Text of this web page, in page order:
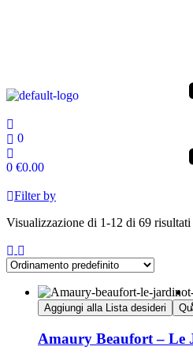
0
0 €0.00
Filter by
Visualizzazione di 1-12 di 69 risultati
Aggiungi alla Lista desideri
Amaury Beaufort – Le